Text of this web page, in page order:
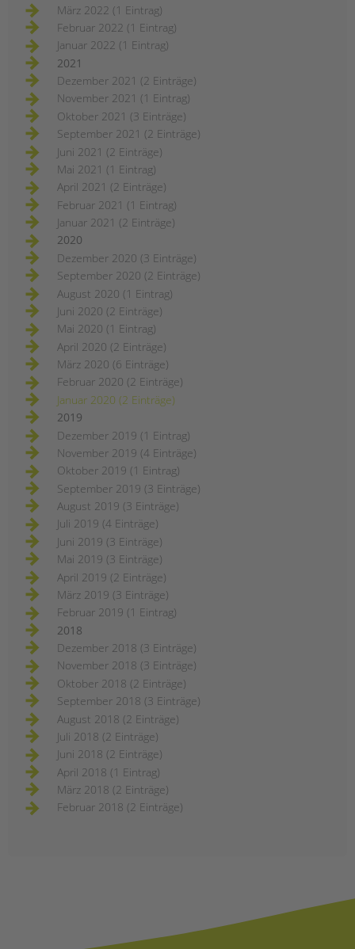
März 2022 (1 Eintrag)
Februar 2022 (1 Eintrag)
Januar 2022 (1 Eintrag)
2021
Dezember 2021 (2 Einträge)
November 2021 (1 Eintrag)
Oktober 2021 (3 Einträge)
September 2021 (2 Einträge)
Juni 2021 (2 Einträge)
Mai 2021 (1 Eintrag)
April 2021 (2 Einträge)
Februar 2021 (1 Eintrag)
Januar 2021 (2 Einträge)
2020
Dezember 2020 (3 Einträge)
September 2020 (2 Einträge)
August 2020 (1 Eintrag)
Juni 2020 (2 Einträge)
Mai 2020 (1 Eintrag)
April 2020 (2 Einträge)
März 2020 (6 Einträge)
Februar 2020 (2 Einträge)
Januar 2020 (2 Einträge)
2019
Dezember 2019 (1 Eintrag)
November 2019 (4 Einträge)
Oktober 2019 (1 Eintrag)
September 2019 (3 Einträge)
August 2019 (3 Einträge)
Juli 2019 (4 Einträge)
Juni 2019 (3 Einträge)
Mai 2019 (3 Einträge)
April 2019 (2 Einträge)
März 2019 (3 Einträge)
Februar 2019 (1 Eintrag)
2018
Dezember 2018 (3 Einträge)
November 2018 (3 Einträge)
Oktober 2018 (2 Einträge)
September 2018 (3 Einträge)
August 2018 (2 Einträge)
Juli 2018 (2 Einträge)
Juni 2018 (2 Einträge)
April 2018 (1 Eintrag)
März 2018 (2 Einträge)
Februar 2018 (2 Einträge)